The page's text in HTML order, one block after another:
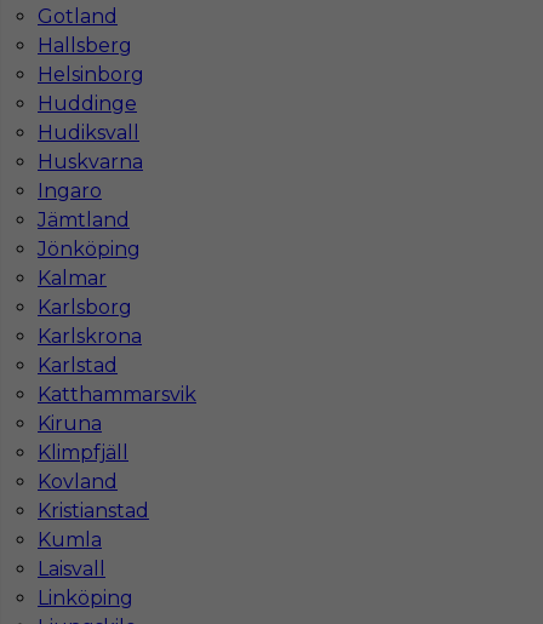
Gotland
Hallsberg
Helsinborg
Huddinge
Hudiksvall
Huskvarna
Ingaro
Jämtland
Jönköping
Kalmar
Karlsborg
Karlskrona
Karlstad
Katthammarsvik
Kiruna
Klimpfjäll
Kovland
Kristianstad
Kumla
Laisvall
Linköping
Lokalizacja
Wymagane języki
Stawka 14 - € / h
Praca dla barmana/barmanki w Szwecji
Kategoria Gastronomia
Lokalizacja
Wymagane języki
Stawka 13 - € / h